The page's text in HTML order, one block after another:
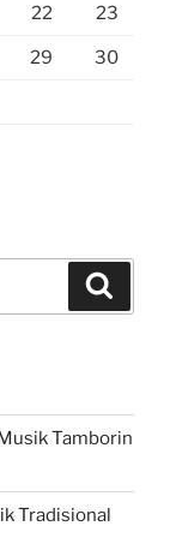
22 23
29 30
Tamborin
Tradisional